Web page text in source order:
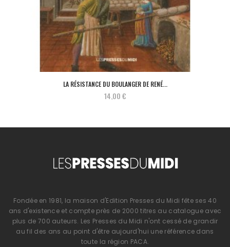
LA RÉSISTANCE DU BOULANGER DE RENÉ...
14,00 €
Fondée en 1981, la maison d'Edition Presses du Midi fête ses 40
ans d'existence et compte près de 2000 titres au catalogue avec
plus de 700 auteurs. Les Presses du Midi n'ont cessé de grandir
au fil des ans au point d'être aujourd'hui une référence dans
toute la région PACA.